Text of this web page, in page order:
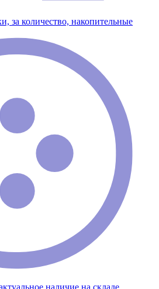
за количество, накопительные